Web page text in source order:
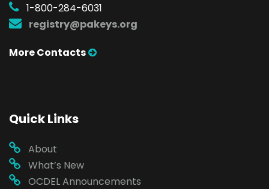
1-800-284-6031
registry@pakeys.org
More Contacts
Quick Links
About
What’s New
OCDEL Announcements